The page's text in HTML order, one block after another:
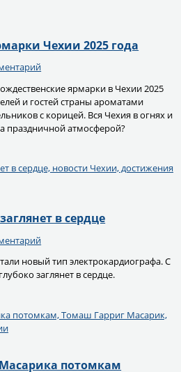
Чехии 2025 года
ярмарки в Чехии 2025
и гостей страны ароматами
с корицей. Вся Чехия в огнях и
праздничной атмосферой?
в сердце
новый тип электрокардиографа. С
заглянет в сердце.
потомкам